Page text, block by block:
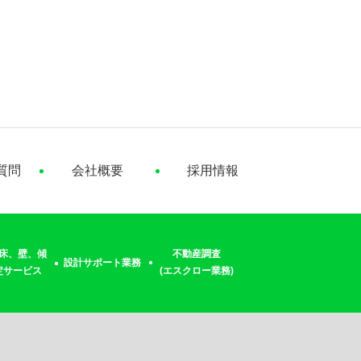
問 会社概要 採用情報
、壁、傾
サービス
設計サポート業務
不動産調査
(エスクロー業務)